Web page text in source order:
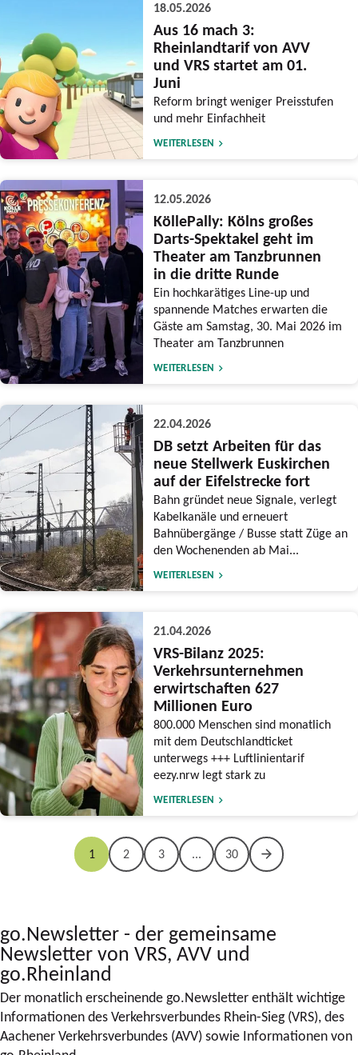
18.05.2026
Aus 16 mach 3:
Rheinlandtarif von AVV
und VRS startet am 01.
Juni
Reform bringt weniger Preisstufen
und mehr Einfachheit
WEITERLESEN
12.05.2026
KöllePally: Kölns großes
Darts-Spektakel geht im
Theater am Tanzbrunnen
in die dritte Runde
Ein hochkarätiges Line-up und
spannende Matches erwarten die
Gäste am Samstag, 30. Mai 2026 im
Theater am Tanzbrunnen
WEITERLESEN
22.04.2026
DB setzt Arbeiten für das
neue Stellwerk Euskirchen
auf der Eifelstrecke fort
Bahn gründet neue Signale, verlegt
Kabelkanäle und erneuert
Bahnübergänge / Busse statt Züge an
den Wochenenden ab Mai...
WEITERLESEN
21.04.2026
VRS-Bilanz 2025:
Verkehrsunternehmen
erwirtschaften 627
Millionen Euro
800.000 Menschen sind monatlich
mit dem Deutschlandticket
unterwegs +++ Luftlinientarif
eezy.nrw legt stark zu
WEITERLESEN
1 2 3 ... 30
go.Newsletter - der gemeinsame
Newsletter von VRS, AVV und
go.Rheinland
Der monatlich erscheinende go.Newsletter enthält wichtige
Informationen des Verkehrsverbundes Rhein-Sieg (VRS), des
Aachener Verkehrsverbundes (AVV) sowie Informationen von